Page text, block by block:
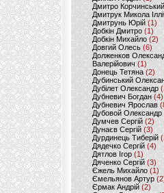
Дмитро Корчинський
Дмитрук Микола
Дмитрунь Юрій (1)
Добкін Дмитро(1)
Добкін Михайло (2)
Довгий Олесь (6)
Долженков
Валерійович (1)
Донець Тетяна (2)
Дубинський
Дубілет Олександр
Дубневич Богдан (4)
Дубневич Ярослав
Дубовой Олександр
Думчев Сергій (2)
Дунаєв Сергій(3)
Дурдинець Тиберій
Дядечко Сергій (4)
Дятлов Ігор (1)
Дяченко Сергій (3)
Єжель Михайло (1)
Ємельянов Артур
Єрмак Андрій (2)